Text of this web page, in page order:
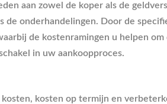
aan zowel de koper als de
onderhandelingen. Door de
de kostenramingen u helpen
in uw aankoopproces.
kosten op termijn en